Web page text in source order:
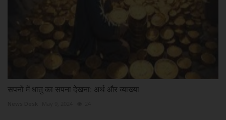
सपनों में धातु का सपना देखना: अर्थ और व्याख्या